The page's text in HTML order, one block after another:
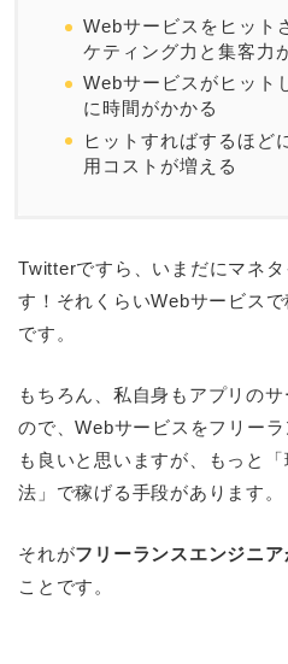
Webサービスをヒット
ケティング力と集客力
Webサービスがヒット
に時間がかかる
ヒットすればするほど
用コストが増える
Twitterですら、いまだにマネ
す！それくらいWebサービス
です。
もちろん、私自身もアプリの
ので、Webサービスをフリー
も良いと思いますが、もっと
法」で稼げる手段があります。
それがフリーランスエンジニ
ことです。